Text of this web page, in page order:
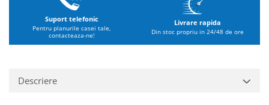
Suport telefonic
Pentru planurile casei tale,
contacteaza-ne!
Livrare rapida
Din stoc propriu in 24/48 de ore
Descriere